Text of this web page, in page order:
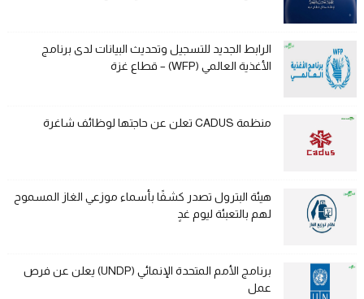
الرابط الجديد للتسجيل وتحديث البيانات لدى برنامج
الأغذية العالمي (WFP) – قطاع غزة
منظمة CADUS تعلن عن حاجتها لوظائف شاغرة
هيئة البترول تصدر كشفًا بأسماء موزعي الغاز المسموح
لهم بالتعبئة ليوم غدٍ
برنامج الأمم المتحدة الإنمائي (UNDP) يعلن عن فرص
عمل